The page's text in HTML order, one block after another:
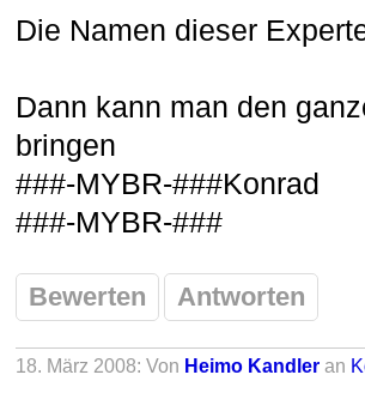
Die Namen dieser
Dann kann man den
bringen
###-MYBR-###Konrad
###-MYBR-###
Bewerten Antworten
18. März 2008: Von Heimo Kandler an